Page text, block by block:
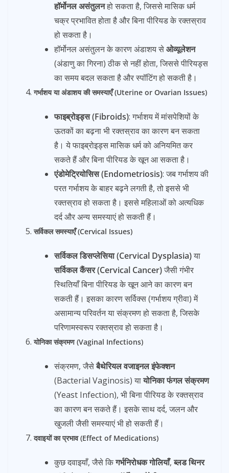
हॉर्मोनल असंतुलनहो सकता है, जिससे मासिक धर्म
चक्र प्रभावित होता है और बिना पीरियड के रक्तस्राव
हो सकता है।
हॉर्मोनल असंतुलन के कारण अंडाशय सेओव्यूलेशन
(अंडाणु का गिरना) ठीक से नहीं होता, जिससे पीरियड्स
का समय बदल सकता है और स्पॉटिंग हो सकती है।
गर्भाशय या अंडाशय की समस्याएँ (Uterine or Ovarian Issues)
फाइब्रोइड्स (Fibroids): गर्भाशय में मांसपेशियों के
ऊतकों का बढ़ना भी रक्तस्राव का कारण बन सकता
है। ये फाइब्रोइड्स मासिक धर्म को अनियमित कर
सकते हैं और बिना पीरियड के खून आ सकता है।
एंडोमेट्रियोसिस (Endometriosis): जब गर्भाशय की
परत गर्भाशय के बाहर बढ़ने लगती है, तो इससे भी
रक्तस्राव हो सकता है। इससे महिलाओं को अत्यधिक
दर्द और अन्य समस्याएं हो सकती हैं।
सर्विकल समस्याएँ (Cervical Issues)
सर्विकल डिसप्लेसिया (Cervical Dysplasia)या
सर्विकल कैंसर (Cervical Cancer)जैसी गंभीर
स्थितियाँ बिना पीरियड के खून आने का कारण बन
सकती हैं। इसका कारण सर्विक्स (गर्भाशय ग्रीवा) में
असामान्य परिवर्तन या संक्रमण हो सकता है, जिसके
परिणामस्वरूप रक्तस्राव हो सकता है।
योनिका संक्रमण (Vaginal Infections)
संक्रमण, जैसेबैथेरियल वजाइनल इंफेक्शन
(Bacterial Vaginosis) यायोनिका फंगल संक्रमण
(Yeast Infection), भी बिना पीरियड के रक्तस्राव
का कारण बन सकते हैं। इसके साथ दर्द, जलन और
खुजली जैसी समस्याएं भी हो सकती हैं।
दवाइयों का प्रभाव (Effect of Medications)
कुछ दवाइयाँ, जैसे किगर्भनिरोधक गोलियाँ,ब्लड थिनर